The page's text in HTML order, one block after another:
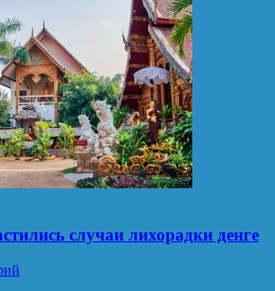
случаи лихорадки денге